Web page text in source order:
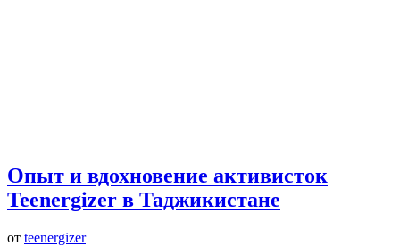
Опыт и вдохновение активисток
Teenergizer в Таджикистане
от teenergizer